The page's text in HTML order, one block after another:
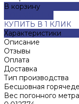
В корзину
КУПИТЬ В 1 КЛИК
Характеристики
Описание
Отзывы
Оплата
Доставка
Тип производства
Бесшовная
Вес погонного метра